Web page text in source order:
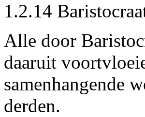
1.2.14
Alle door
daaruit
samenhangende
derden.